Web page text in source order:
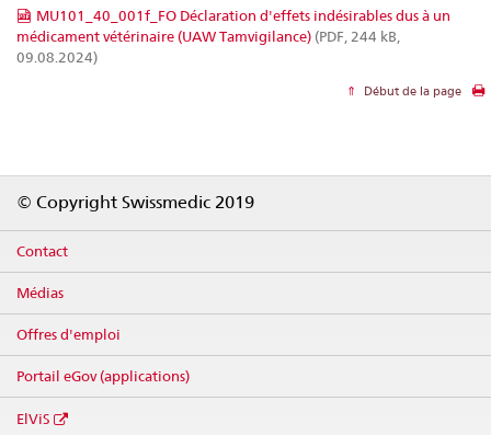
MU101_40_001f_FO Déclaration d'effets indésirables dus à un
médicament vétérinaire (UAW Tamvigilance) (PDF, 244 kB,
09.08.2024)
Début de la page
© Copyright Swissmedic 2019
Contact
Médias
Offres d'emploi
Portail eGov (applications)
ElViS